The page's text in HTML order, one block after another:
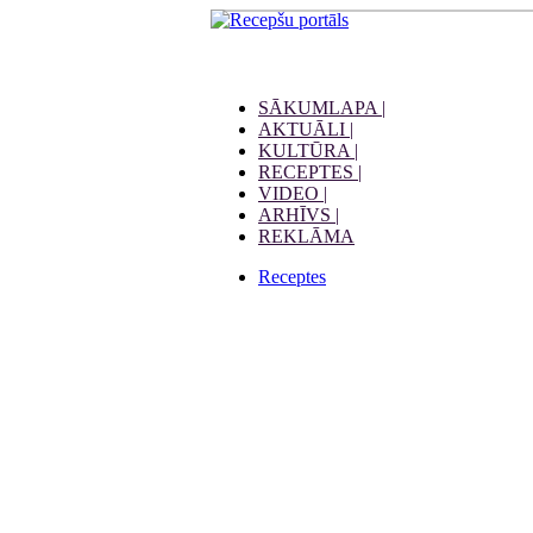
SĀKUMLAPA |
AKTUĀLI |
KULTŪRA |
RECEPTES |
VIDEO |
ARHĪVS |
REKLĀMA
Receptes